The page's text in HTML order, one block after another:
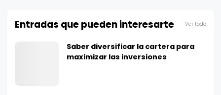
Entradas que pueden interesarte Ver todo
Saber diversificar la cartera para
maximizar las inversiones